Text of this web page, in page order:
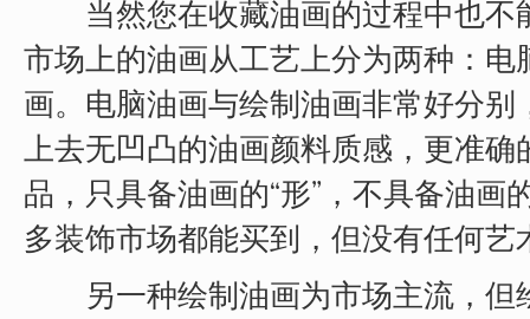
当然您在收藏油画的过程中也不
市场上的油画从工艺上分为两种：电
画。电脑油画与绘制油画非常好分别
上去无凹凸的油画颜料质感，更准确
品，只具备油画的“形”，不具备油画
多装饰市场都能买到，但没有任何艺
另一种绘制油画为市场主流，但